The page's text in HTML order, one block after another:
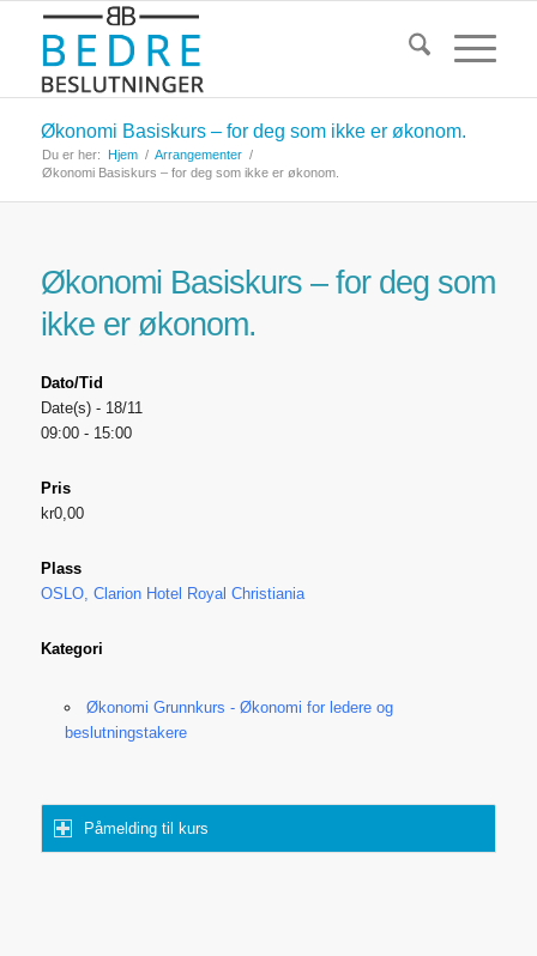
Økonomi Basiskurs – for deg som ikke er økonom.
Du er her: Hjem / Arrangementer /
Økonomi Basiskurs – for deg som ikke er økonom.
Økonomi Basiskurs – for deg som
ikke er økonom.
Dato/Tid
Date(s) - 18/11
09:00 - 15:00
Pris
kr0,00
Plass
OSLO, Clarion Hotel Royal Christiania
Kategori
Økonomi Grunnkurs - Økonomi for ledere og
beslutningstakere
Påmelding til kurs